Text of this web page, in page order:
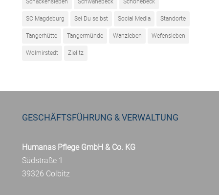
Schackensleben Schwanebeck Schönebeck
SC Magdeburg Sei Du selbst Social Media Standorte
Tangerhütte Tangermünde Wanzleben Wefensleben
Wolmirstedt Zielitz
GESCHÄFTSFÜHRUNG & VERWALTUNG
Humanas Pflege GmbH & Co. KG
Südstraße 1
39326 Colbitz